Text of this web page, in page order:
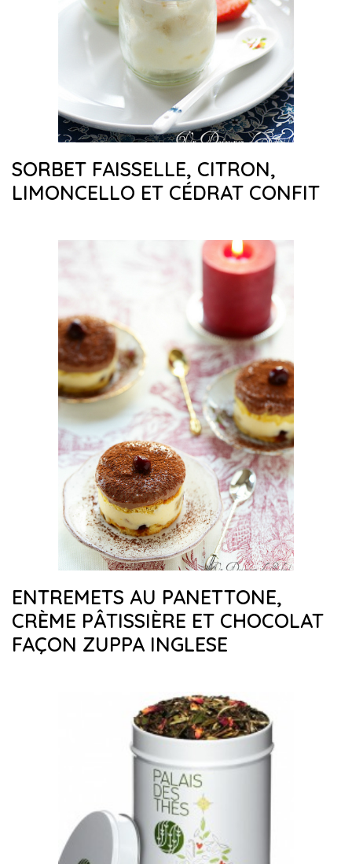
SORBET FAISSELLE, CITRON,
LIMONCELLO ET CÉDRAT CONFIT
ENTREMETS AU PANETTONE,
CRÈME PÂTISSIÈRE ET CHOCOLAT
FAÇON ZUPPA INGLESE